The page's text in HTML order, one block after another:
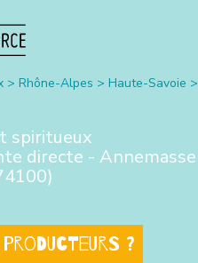
> Rhône-Alpes > Haute-Savoie >
spiritueux
directe - Annemasse
)
producteurs ?